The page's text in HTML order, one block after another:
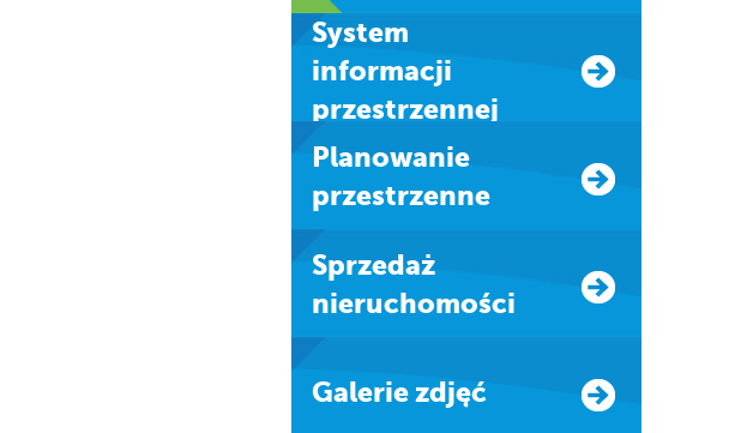
system
informacji
przestrzennej
Planowanie
przestrzenne
Sprzedaż
nieruchomości
Galerie zdjęć